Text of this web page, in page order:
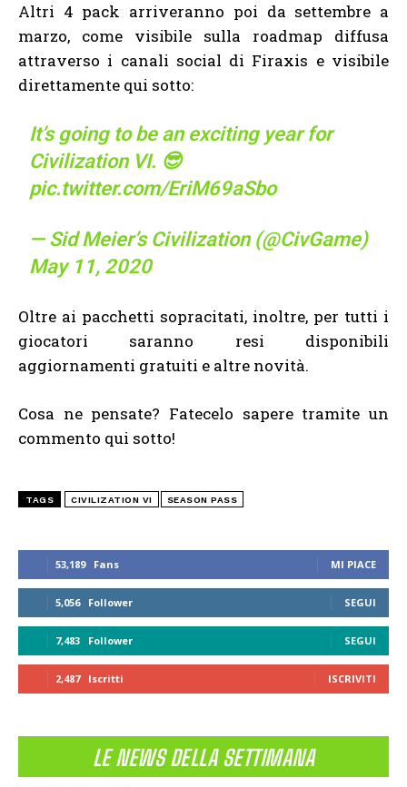
53,189 Fans MI PIACE
5,056 Follower SEGUI
7,483 Follower SEGUI
2,487 Iscritti ISCRIVITI
LE NEWS DELLA SETTIMANA
Altri 4 pack arriveranno poi da settembre a
marzo, come visibile sulla roadmap diffusa
attraverso i canali social di Firaxis e visibile
direttamente qui sotto:
It’s going to be an exciting year for
Civilization VI. 😎
pic.twitter.com/EriM69aSbo
— Sid Meier’s Civilization (@CivGame)
May 11, 2020
Oltre ai pacchetti sopracitati, inoltre, per tutti i
giocatori saranno resi disponibili
aggiornamenti gratuiti e altre novità.
Cosa ne pensate? Fatecelo sapere tramite un
commento qui sotto!
TAGS CIVILIZATION VI SEASON PASS